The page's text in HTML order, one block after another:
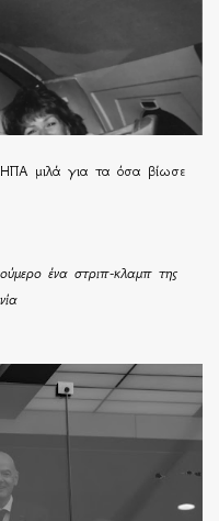
μιλά για τα όσα βίωσε
ένα στριπ-κλαμπ της